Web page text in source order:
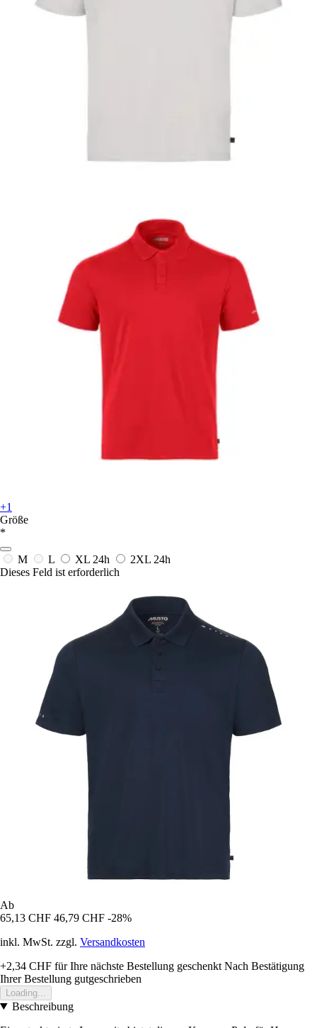
+1
Größe
*
M L XL 24h 2XL 24h
Dieses Feld ist erforderlich
Ab
65,13 CHF 46,79 CHF -28%
inkl. MwSt. zzgl. Versandkosten
+2,34 CHF für Ihre nächste Bestellung geschenkt Nach Bestätigung
Ihrer Bestellung gutgeschrieben
Loading...
Beschreibung